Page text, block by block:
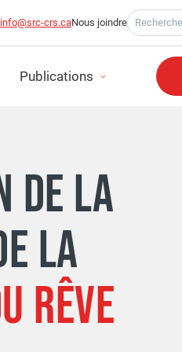
info@src-crs.caNous joindre
Recherche pour:
Publications
STRATÉGIQUE
DE LA
LA
RÊVE